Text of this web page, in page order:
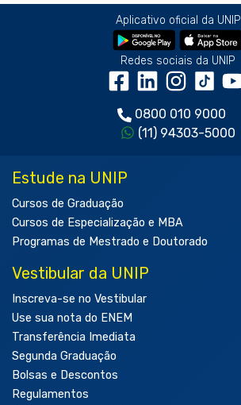
Aplicativo oficial da UNIP
Redes sociais da UNIP
0800 010 9000
(11) 94303-5000
Estude na UNIP
Cursos de Graduação
Cursos de Especialização e MBA
Programas de Mestrado e Doutorado
Vestibular da UNIP
Inscreva-se no Vestibular
Use sua nota do ENEM
Transferência Imediata
Segunda Graduação
Bolsas e Descontos
Regulamentos